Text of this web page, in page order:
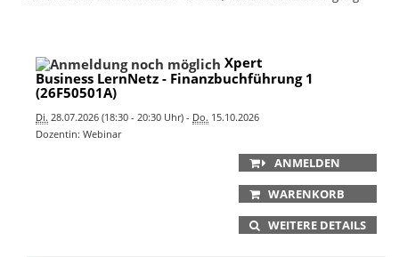
Xpert
Business LernNetz - Finanzbuchführung 1
(26F50501A)
Di. 28.07.2026 (18:30 - 20:30 Uhr) - Do. 15.10.2026
Dozentin: Webinar
ANMELDEN
WARENKORB
WEITERE DETAILS